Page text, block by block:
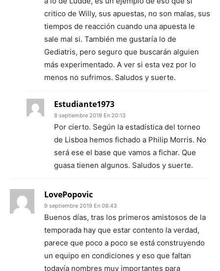
critico de Willy, sus apuestas, no son malas, sus
tiempos de reacción cuando una apuesta le
sale mal si. También me gustaría lo de
Gediatris, pero seguro que buscarán alguien
más experimentado. A ver si esta vez por lo
menos no sufrimos. Saludos y suerte.
Estudiante1973
8 septiembre 2019 En 20:13
Por cierto. Según la estadística del torneo
de Lisboa hemos fichado a Philip Morris. No
será ese el base que vamos a fichar. Que
guasa tienen algunos. Saludos y suerte.
LovePopovic
9 septiembre 2019 En 08:43
Buenos días, tras los primeros amistosos de la
temporada hay que estar contento la verdad,
parece que poco a poco se está construyendo
un equipo en condiciones y eso que faltan
todavía nombres muy importantes para